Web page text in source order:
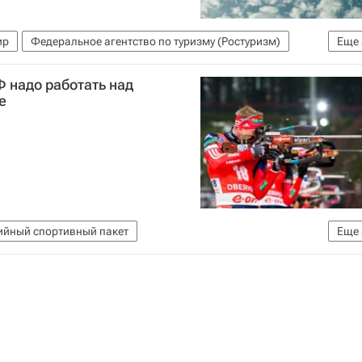
Еще
Федеральное агентство по туризму (Ростуризм)
(АТОР)
Ситуация вокруг билетного сервиса Eviterra
работать над
Еще
спортивный пакет
Виктор Майгуров